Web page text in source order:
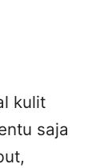
kulit
saja